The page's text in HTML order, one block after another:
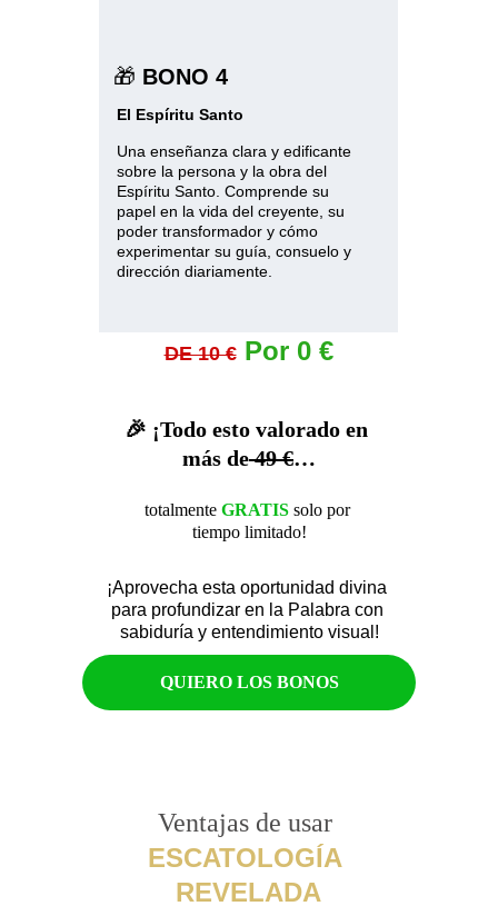
🎁 BONO 4
El Espíritu Santo
Una enseñanza clara y edificante
sobre la persona y la obra del
Espíritu Santo. Comprende su
papel en la vida del creyente, su
poder transformador y cómo
experimentar su guía, consuelo y
dirección diariamente.
DE 10 € Por 0 €
🎉 ¡Todo esto valorado en
más de 49 €…
¡Aprovecha esta oportunidad divina
para profundizar en la Palabra con
sabiduría y entendimiento visual!
totalmente GRATIS solo por
tiempo limitado!
QUIERO LOS BONOS
Ventajas de usar
ESCATOLOGÍA
REVELADA